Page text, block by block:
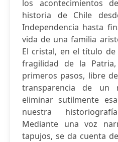
los acontecimientos
historia de Chile
Independencia hasta
vida de una familia
El cristal, en el título
fragilidad de la
primeros pasos, libre
transparencia de un
eliminar sutilmente
nuestra
Mediante una voz
tapujos, se da cuenta